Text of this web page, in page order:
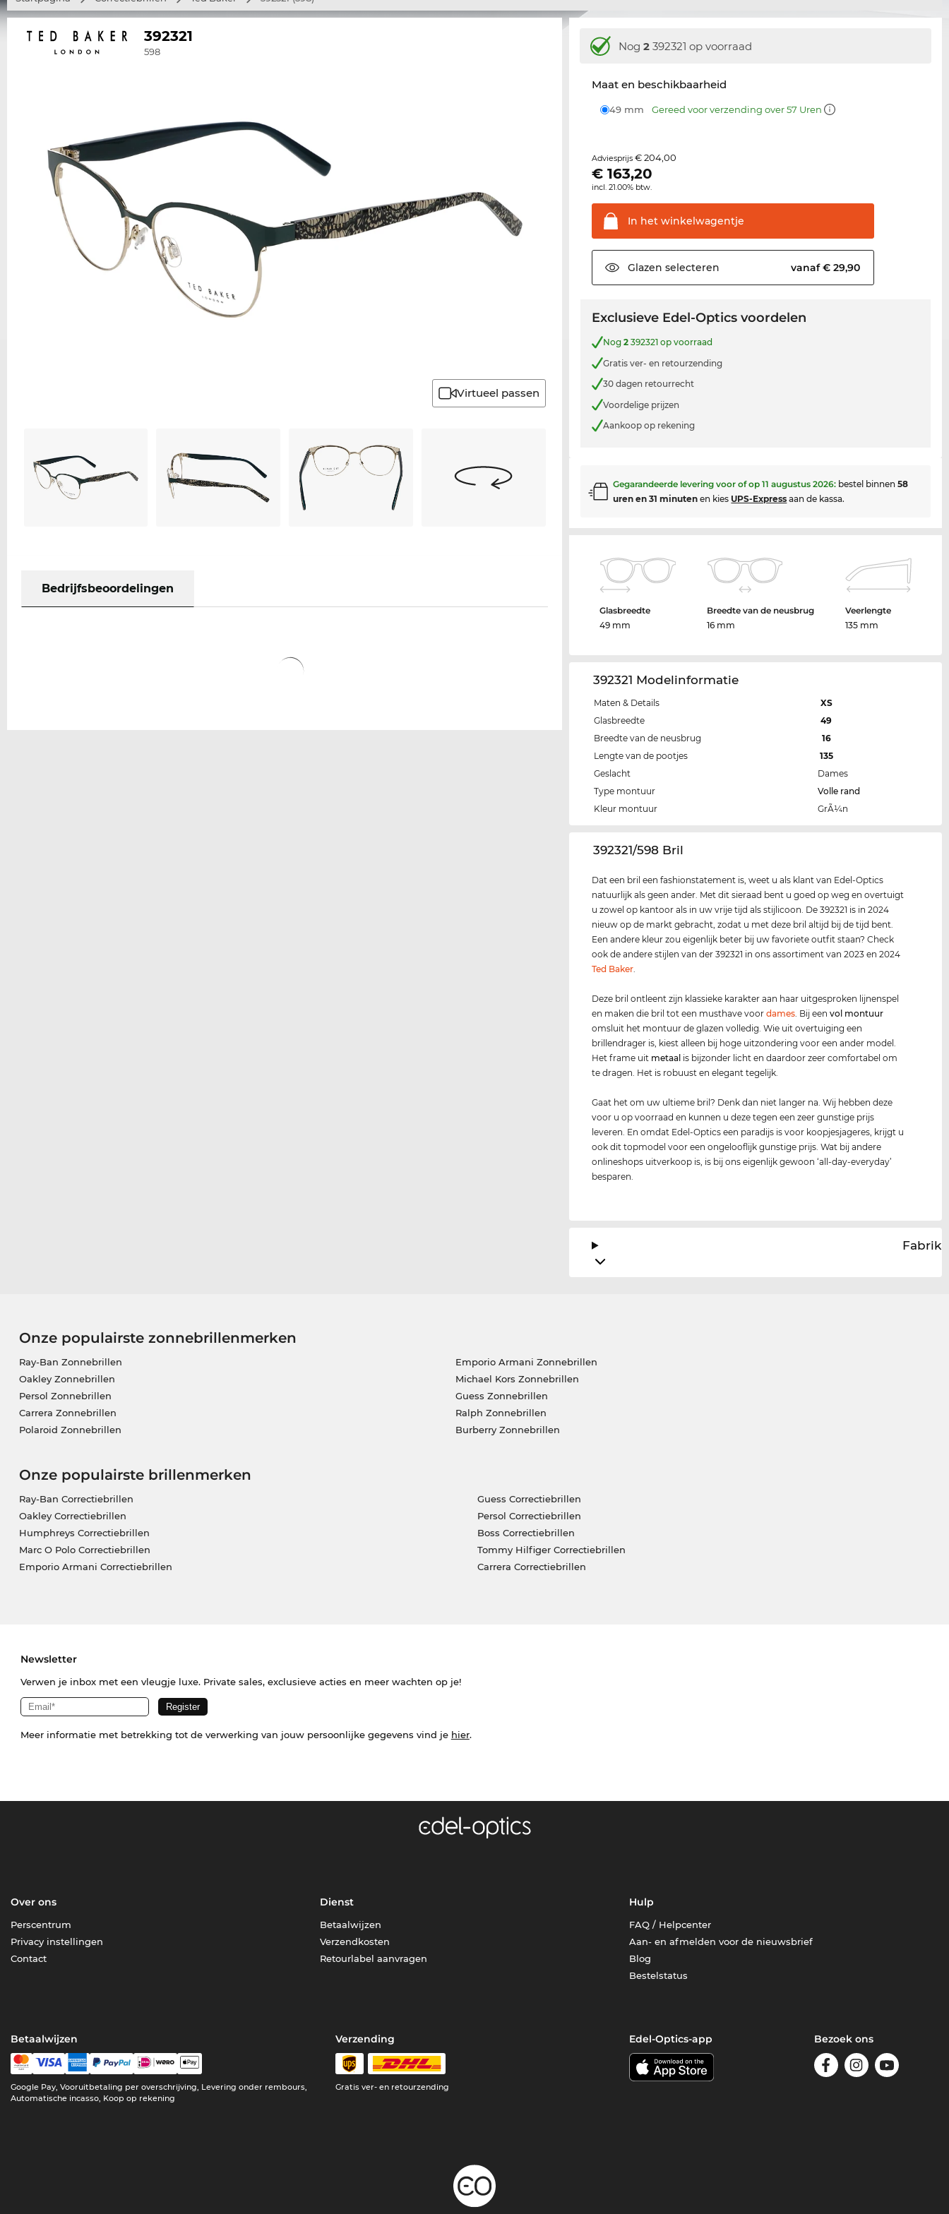
392321
598
Virtueel passen
Bedrijfsbeoordelingen
Nog2 392321 op voorraad
Maat en beschikbaarheid
49 mm Gereed voor verzending over 57 Uren
Adviesprijs€ 204,00
€163,20
incl. 21.00% btw.
In het winkelwagentje
Glazen selecteren vanaf € 29,90
Exclusieve Edel-Optics voordelen
Nog2 392321 op voorraad
Gratis ver- en retourzending
30 dagen retourrecht
Voordelige prijzen
Aankoop op rekening
Gegarandeerde levering voor of op11 augustus 2026: bestel binnen58
uren en 31 minuten en kies UPS-Express aan de kassa.
Glasbreedte
49 mm
Breedte van de neusbrug
16 mm
Veerlengte
135 mm
392321 Modelinformatie
Maten & Details
XS
Glasbreedte
49
Breedte van de neusbrug
16
Lengte van de pootjes
135
Geslacht
Dames
Type montuur
Volle rand
Kleur montuur
GrÃ¼n
‌392321/598 Bril
Dat een bril een fashionstatement is, weet u als klant van Edel-Optics
natuurlijk als geen ander. Met dit sieraad bent u goed op weg en overtuigt
u zowel op kantoor als in uw vrije tijd als stijlicoon. De 392321 is in 2024
nieuw op de markt gebracht, zodat u met deze bril altijd bij de tijd bent.
Een andere kleur zou eigenlijk beter bij uw favoriete outfit staan? Check
ook de andere stijlen van der 392321 in ons assortiment van 2023 en 2024
Ted Baker
Deze bril ontleent zijn klassieke karakter aan haar uitgesproken lijnenspel
en maken die bril tot een musthave voordames . Bij eenvol montuur
omsluit het montuur de glazen volledig. Wie uit overtuiging een
brillendrager is, kiest alleen bij hoge uitzondering voor een ander model.
Het frame uit metaal is bijzonder licht en daardoor zeer comfortabel om
te dragen. Het is robuust en elegant tegelijk.
Gaat het om uw ultieme bril? Denk dan niet langer na. Wij hebben deze
voor u op voorraad en kunnen u deze tegen een zeer gunstige prijs
leveren. En omdat Edel-Optics een paradijs is voor koopjesjageres, krijgt u
ook dit topmodel voor een ongelooflijk gunstige prijs. Wat bij andere
onlineshops uitverkoop is, is bij ons eigenlijk gewoon ‘all-day-everyday’
besparen.
Onze populairste zonnebrillenmerken
Ray-Ban Zonnebrillen
Oakley Zonnebrillen
Persol Zonnebrillen
Carrera Zonnebrillen
Polaroid Zonnebrillen
Emporio Armani Zonnebrillen
Michael Kors Zonnebrillen
Guess Zonnebrillen
Ralph Zonnebrillen
Burberry Zonnebrillen
Onze populairste brillenmerken
Ray-Ban Correctiebrillen
Oakley Correctiebrillen
Humphreys Correctiebrillen
Marc O Polo Correctiebrillen
Emporio Armani Correctiebrillen
Guess Correctiebrillen
Persol Correctiebrillen
Boss Correctiebrillen
Tommy Hilfiger Correctiebrillen
Carrera Correctiebrillen
Newsletter
Verwen je inbox met een vleugje luxe. Private sales, exclusieve acties en meer wachten op je!
Meer informatie met betrekking tot de verwerking van jouw persoonlijke gegevens vind je hier.
Over ons
Perscentrum
Privacy instellingen
Contact
Dienst
Betaalwijzen
Verzendkosten
Retourlabel aanvragen
Hulp
FAQ / Helpcenter
Aan- en afmelden voor de nieuwsbrief
Blog
Bestelstatus
Betaalwijzen
Google Pay, Vooruitbetaling per overschrijving, Levering onder rembours,
Automatische incasso, Koop op rekening
Verzending
Gratis ver- en retourzending
Edel-Optics-app Bezoek ons